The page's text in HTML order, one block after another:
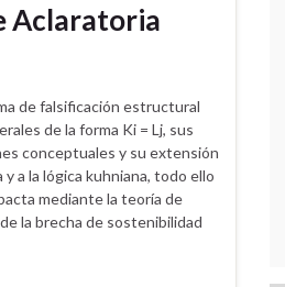
Aclaratoria
de falsificación estructural
de la forma Ki = Lj, sus
conceptuales y su extensión
y a la lógica kuhniana, todo ello
mediante la teoría de
la brecha de sostenibilidad